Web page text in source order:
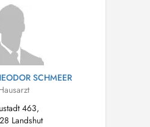
SCHMEER
463,
Landshut